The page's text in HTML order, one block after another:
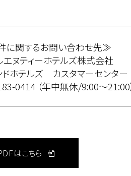
に関するお問い合わせ先≫
エヌティーホテルズ株式会社
ドホテルズ カスタマーセンター
0414 （年中無休/9:00～21:00
はこちら